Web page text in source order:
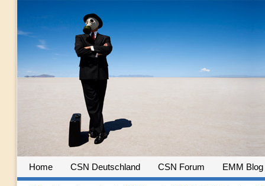
Home CSN Deutschland CSN Forum EMM Blog